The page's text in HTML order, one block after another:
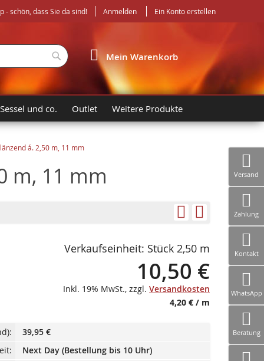
- schön, dass Sie da sind! Anmelden Ein Konto erstellen
Mein Warenkorb
Suche
und co. Outlet Weitere Produkte
á. 2,50 m, 11 mm
m, 11 mm
Verkaufseinheit: Stück 2,50 m
10,50 €
Inkl. 19% MwSt., zzgl. Versandkosten
4,20 € / m
39,95 €
Next Day (Bestellung bis 10 Uhr)
Versand
Zahlung
Kontakt
WhatsApp
Beratung